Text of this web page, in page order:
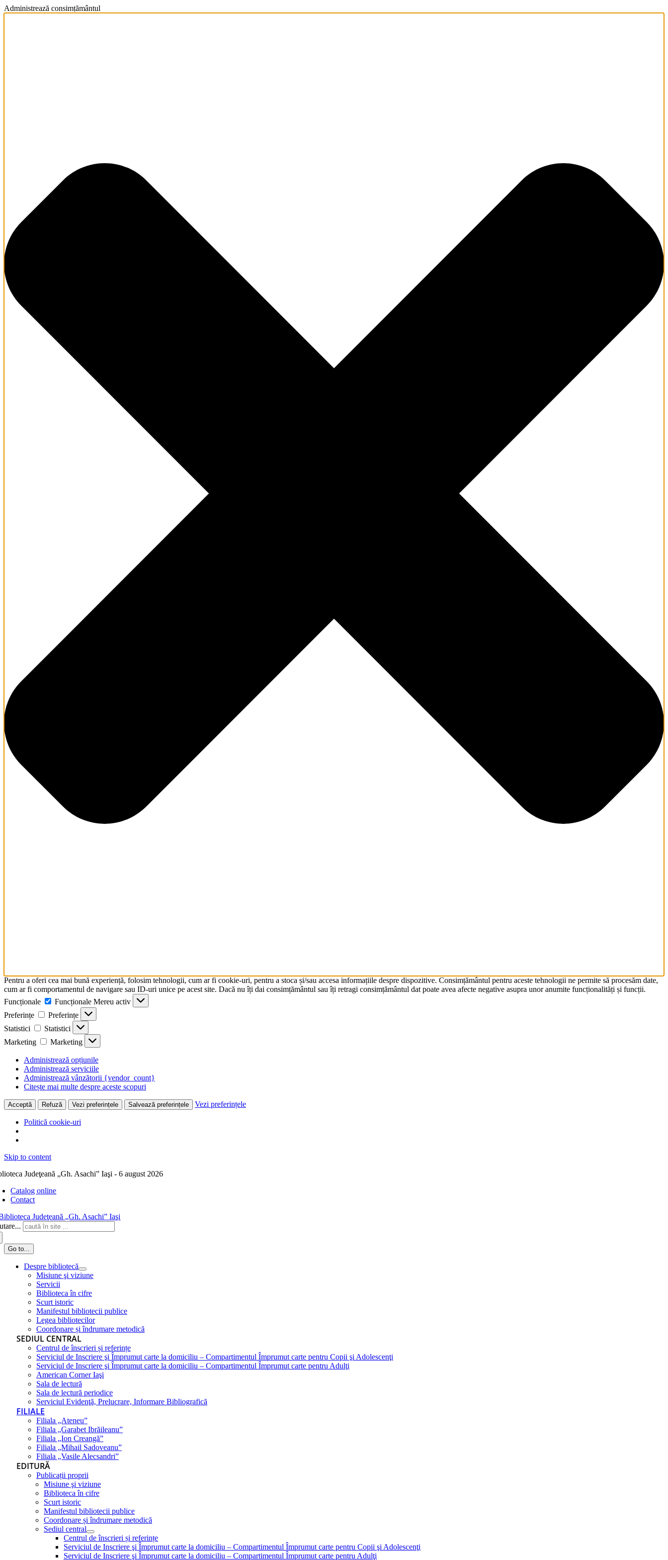
Administrează consimțământul
Pentru a oferi cea mai bună experiență, folosim tehnologii, cum ar fi cookie-uri, pentru a stoca și/sau accesa informațiile despre dispozitive. Consimțământul pentru aceste tehnologii ne permite să procesăm date,
cum ar fi comportamentul de navigare sau ID-uri unice pe acest site. Dacă nu îți dai consimțământul sau îți retragi consimțământul dat poate avea afecte negative asupra unor anumite funcționalități și funcții.
Funcționale
Funcționale Mereu activ
Preferințe
Preferințe
Statistici
Statistici
Marketing
Marketing
Administrează opțiunile
Administrează serviciile
Administrează vânzătorii {vendor_count}
Citește mai multe despre aceste scopuri
Acceptă Refuză Vezi preferințele Salvează preferințele Vezi preferințele
Politică cookie-uri
Skip to content
Judeţeană „Gh. Asachi” Iaşi - 6 august 2026
Catalog online
Contact
Go to...
Despre bibliotecă
Misiune şi viziune
Servicii
Biblioteca în cifre
Scurt istoric
Manifestul bibliotecii publice
Legea bibliotecilor
Coordonare și îndrumare metodică
SEDIUL CENTRAL
Centrul de înscrieri și referințe
Serviciul de Inscriere şi Împrumut carte la domiciliu – Compartimentul Împrumut carte pentru Copii şi Adolescenţi
Serviciul de Inscriere şi Împrumut carte la domiciliu – Compartimentul Împrumut carte pentru Adulţi
American Corner Iaşi
Sala de lectură
Sala de lectură periodice
Serviciul Evidenţă, Prelucrare, Informare Bibliografică
FILIALE
Filiala „Ateneu”
Filiala „Garabet Ibrăileanu”
Filiala „Ion Creangă”
Filiala „Mihail Sadoveanu”
Filiala „Vasile Alecsandri”
EDITURĂ
Publicații proprii
Misiune şi viziune
Biblioteca în cifre
Scurt istoric
Manifestul bibliotecii publice
Coordonare și îndrumare metodică
Sediul central
Centrul de înscrieri și referințe
Serviciul de Inscriere şi Împrumut carte la domiciliu – Compartimentul Împrumut carte pentru Copii şi Adolescenţi
Serviciul de Inscriere şi Împrumut carte la domiciliu – Compartimentul Împrumut carte pentru Adulţi